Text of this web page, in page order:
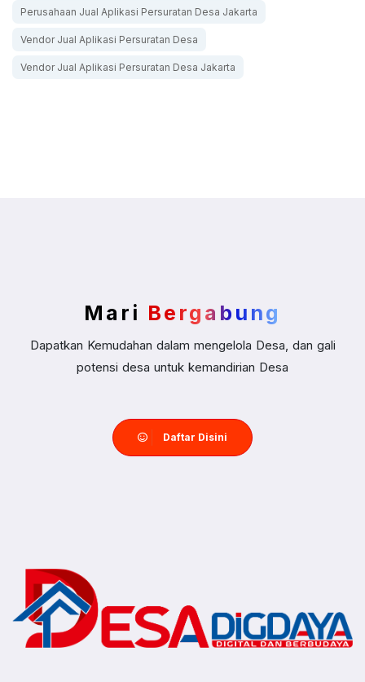
Perusahaan Jual Aplikasi Persuratan Desa Jakarta
Vendor Jual Aplikasi Persuratan Desa
Vendor Jual Aplikasi Persuratan Desa Jakarta
Mari Bergabung
Dapatkan Kemudahan dalam mengelola Desa, dan gali
potensi desa untuk kemandirian Desa
Daftar Disini